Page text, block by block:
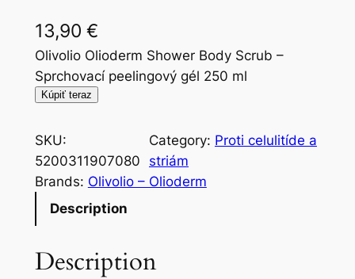
13,90 €
Olivolio Olioderm Shower Body Scrub –
Sprchovací peelingový gél 250 ml
Kúpiť teraz
SKU:
5200311907080
Category: Proti celulitíde a
striám
Brands: Olivolio – Olioderm
Description
Description